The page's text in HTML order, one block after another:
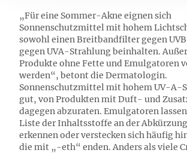
„Für eine Sommer-Akne eignen sich
Sonnenschutzmittel mit hohem
sowohl einen Breitbandfilter gegen
gegen UVA-Strahlung beinhalten.
Produkte ohne Fette und Emulgatoren
werden“, betont die Dermatologin.
Sonnenschutzmittel mit hohem UV-A-
gut, von Produkten mit Duft- und
dagegen abzuraten. Emulgatoren
Liste der Inhaltsstoffe an der Abkürzung
erkennen oder verstecken sich häufig
die mit „-eth“ enden. Anders als viele